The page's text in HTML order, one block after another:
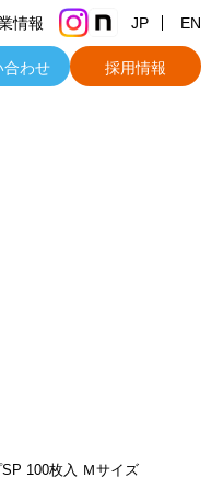
情報 JP EN
合わせ 採用情報
100枚入 Ｍサイズ